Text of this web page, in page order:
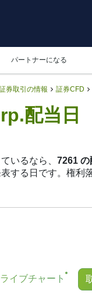
パートナーになる
券取引の情報 証券CFD
配当日
いるなら、 7261 の
する日です。権利
主名簿を確認す
：7261）に注目
なぜ気にする必要
イブチャート